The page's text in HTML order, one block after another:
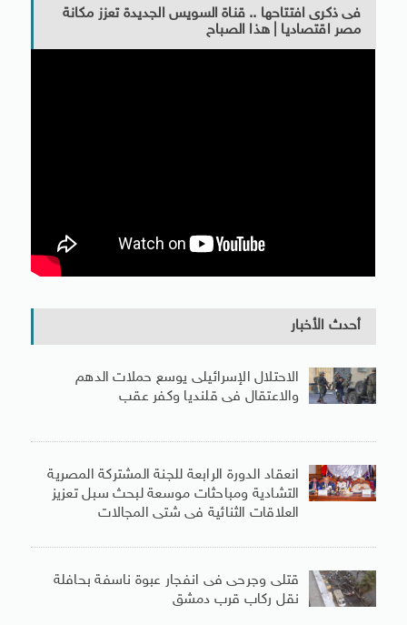
فى ذكرى افتتاحها .. قناة السويس الجديدة تعزز مكانة
مصر اقتصاديا | هذا الصباح
أحدث الأخبار
الاحتلال الإسرائيلى يوسع حملات الدهم
والاعتقال فى قلنديا وكفر عقب
انعقاد الدورة الرابعة للجنة المشتركة المصرية
التشادية ومباحثات موسعة لبحث سبل تعزيز
العلاقات الثنائية فى شتى المجالات
قتلى وجرحى فى انفجار عبوة ناسفة بحافلة
نقل ركاب قرب دمشق